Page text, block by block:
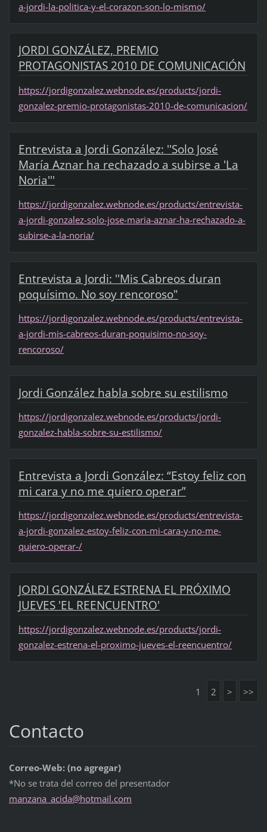
a-jordi-la-politica-y-el-corazon-son-lo-mismo/
JORDI GONZÁLEZ, PREMIO
PROTAGONISTAS 2010 DE COMUNICACIÓN
https://jordigonzalez.webnode.es/products/jordi-
gonzalez-premio-protagonistas-2010-de-comunicacion/
Entrevista a Jordi González: ''Solo José
María Aznar ha rechazado a subirse a 'La
Noria'''
https://jordigonzalez.webnode.es/products/entrevista-
a-jordi-gonzalez-solo-jose-maria-aznar-ha-rechazado-a-
subirse-a-la-noria/
Entrevista a Jordi: ''Mis Cabreos duran
poquísimo. No soy rencoroso"
https://jordigonzalez.webnode.es/products/entrevista-
a-jordi-mis-cabreos-duran-poquisimo-no-soy-
rencoroso/
Jordi González habla sobre su estilismo
https://jordigonzalez.webnode.es/products/jordi-
gonzalez-habla-sobre-su-estilismo/
Entrevista a Jordi González: “Estoy feliz con
mi cara y no me quiero operar”
https://jordigonzalez.webnode.es/products/entrevista-
a-jordi-gonzalez-estoy-feliz-con-mi-cara-y-no-me-
quiero-operar-/
JORDI GONZÁLEZ ESTRENA EL PRÓXIMO
JUEVES 'EL REENCUENTRO'
https://jordigonzalez.webnode.es/products/jordi-
gonzalez-estrena-el-proximo-jueves-el-reencuentro/
1 2 > >>
Contacto
Correo-Web: (no agregar)
*No se trata del correo del presentador
manzana_ acida@hotmail.com